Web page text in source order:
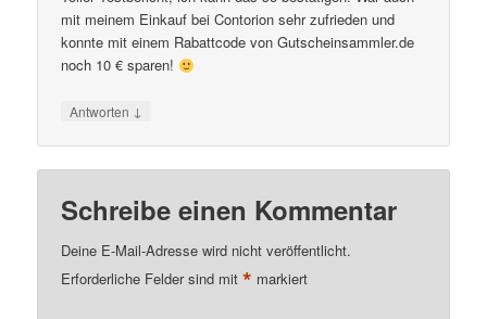
mit meinem Einkauf bei Contorion sehr zufrieden und
konnte mit einem Rabattcode von Gutscheinsammler.de
noch 10 € sparen!
Antworten ↓
Schreibe einen Kommentar
Deine E-Mail-Adresse wird nicht veröffentlicht.
Erforderliche Felder sind mit* markiert